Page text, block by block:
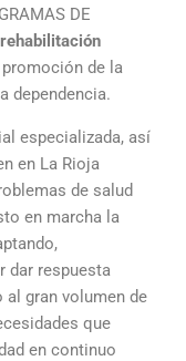
DE
rehabilitación
de la
dependencia.
especializada, así
en La Rioja
de salud
en marcha la
dar respuesta
gran volumen de
que
en continuo